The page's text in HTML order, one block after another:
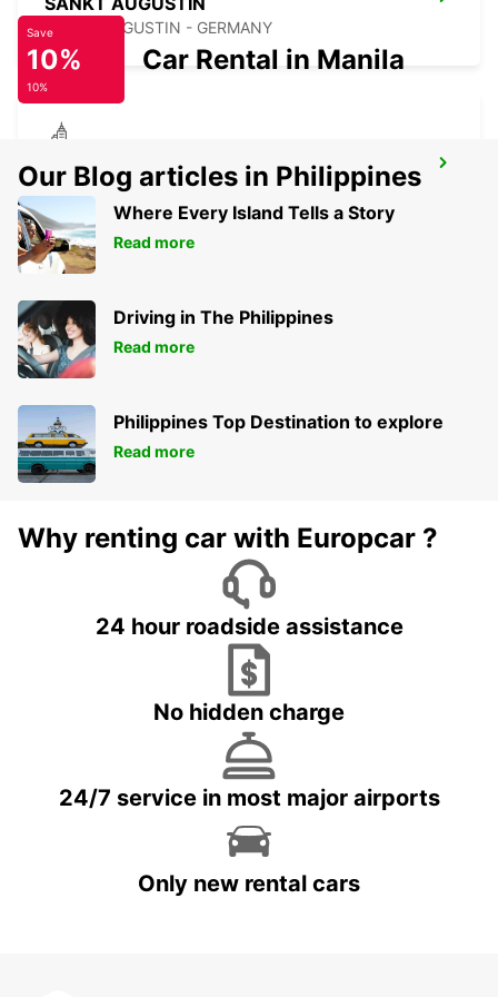
SANKT AUGUSTIN - GERMANY
ISERLOHN
ISERLOHN LETMATHE - GERMANY
Save
10%
10%
Car Rental in Manila
Our Blog articles in Philippines
Where Every Island Tells a Story
Read more
Driving in The Philippines
Read more
Philippines Top Destination to explore
Read more
Why renting car with Europcar ?
24 hour roadside assistance
No hidden charge
24/7 service in most major airports
Only new rental cars